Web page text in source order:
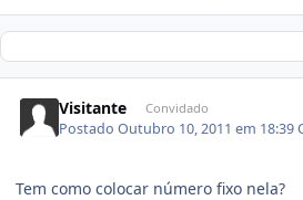
Visitante Convidado
PostadoOutubro 10, 2011 em 18:39
Tem como colocar número fixo nela?